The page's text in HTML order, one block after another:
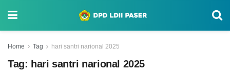
Home Tag hari santri narional 2025
Tag: hari santri narional 2025